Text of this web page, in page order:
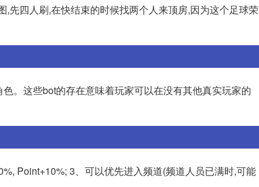
先四人刷,在快结束的时候找两个人来顶房,因为这个足球荣
。这些bot的存在意味着玩家可以在没有其他真实玩家的
Point+10%; 3、可以优先进入频道(频道人员已满时,可能